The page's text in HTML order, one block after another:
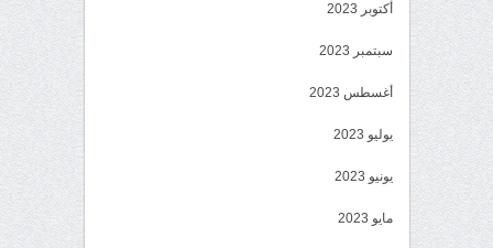
أكتوبر 2023
سبتمبر 2023
أغسطس 2023
يوليو 2023
يونيو 2023
مايو 2023